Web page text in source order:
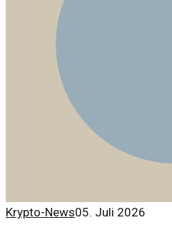
Krypto-News05. Juli 2026